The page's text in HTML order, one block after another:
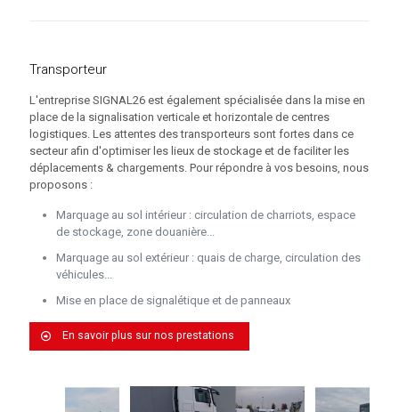
Transporteur
L'entreprise SIGNAL26 est également spécialisée dans la mise en
place de la signalisation verticale et horizontale de centres
logistiques. Les attentes des transporteurs sont fortes dans ce
secteur afin d'optimiser les lieux de stockage et de faciliter les
déplacements & chargements. Pour répondre à vos besoins, nous
proposons :
Marquage au sol intérieur : circulation de charriots, espace
de stockage, zone douanière...
Marquage au sol extérieur : quais de charge, circulation des
véhicules...
Mise en place de signalétique et de panneaux
En savoir plus sur nos prestations